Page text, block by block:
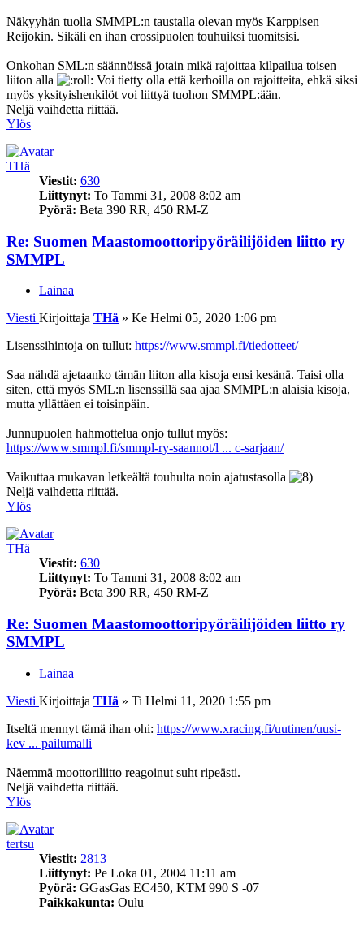
Näkyyhän tuolla SMMPL:n taustalla olevan myös Karppisen
Reijokin. Sikäli en ihan crossipuolen touhuiksi tuomitsisi.
Onkohan SML:n säännöissä jotain mikä rajoittaa kilpailua toisen
liiton alla
Voi tietty olla että kerhoilla on rajoitteita, ehkä siksi
myös yksityishenkilöt voi liittyä tuohon SMMPL:ään.
Neljä vaihdetta riittää.
Ylös
THä
Viestit: 630
Liittynyt: To Tammi 31, 2008 8:02 am
Pyörä: Beta 390 RR, 450 RM-Z
Re: Suomen Maastomoottoripyöräilijöiden liitto ry
SMMPL
Lainaa
Viesti Kirjoittaja THä » Ke Helmi 05, 2020 1:06 pm
Lisenssihintoja on tullut: https://www.smmpl.fi/tiedotteet/
Saa nähdä ajetaanko tämän liiton alla kisoja ensi kesänä. Taisi olla
siten, että myös SML:n lisenssillä saa ajaa SMMPL:n alaisia kisoja,
mutta yllättäen ei toisinpäin.
Junnupuolen hahmottelua onjo tullut myös:
https://www.smmpl.fi/smmpl-ry-saannot/l ... c-sarjaan/
Vaikuttaa mukavan letkeältä touhulta noin ajatustasolla
Neljä vaihdetta riittää.
Ylös
THä
Viestit: 630
Liittynyt: To Tammi 31, 2008 8:02 am
Pyörä: Beta 390 RR, 450 RM-Z
Re: Suomen Maastomoottoripyöräilijöiden liitto ry
SMMPL
Lainaa
Viesti Kirjoittaja THä » Ti Helmi 11, 2020 1:55 pm
Itseltä mennyt tämä ihan ohi: https://www.xracing.fi/uutinen/uusi-
kev ... pailumalli
Näemmä moottoriliitto reagoinut suht ripeästi.
Neljä vaihdetta riittää.
Ylös
tertsu
Viestit: 2813
Liittynyt: Pe Loka 01, 2004 11:11 am
Pyörä: GGasGas EC450, KTM 990 S -07
Paikkakunta: Oulu